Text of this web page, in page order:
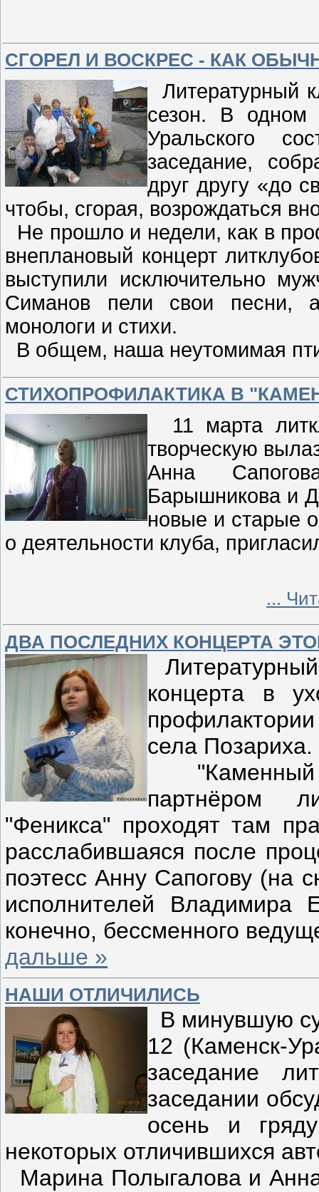
СГОРЕЛ И ВОСКРЕС - КАК
Литературный
сезон. В одном
Уральского
заседание,
друг другу «до
чтобы, сгорая, возрождаться
Не прошло и недели, как в
внеплановый концерт
выступили исключительно
Симанов пели свои песни,
монологи и стихи.
В общем, наша неутомимая
СТИХОПРОФИЛАКТИКА В
11 марта
творческую
Анна
Барышникова и
новые и старые
о деятельности клуба,
...
ДВА ПОСЛЕДНИХ КОНЦЕРТА
концерта в
села Позариха.
"Каменный
партнёром
"Феникса" проходят там
расслабившаяся после
поэтесс Анну Сапогову (на
исполнителей
конечно, бессменного
дальше »
НАШИ ОТЛИЧИЛИСЬ
В минувшую
12 (Каменск-
заседание
заседании
осень и
некоторых отличившихся
Марина Полыгалова и